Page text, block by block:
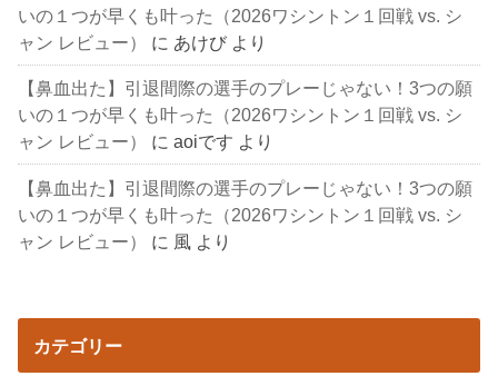
いの１つが早くも叶った（2026ワシントン１回戦 vs. シ
ャン レビュー）
に あけび より
【鼻血出た】引退間際の選手のプレーじゃない！3つの願
いの１つが早くも叶った（2026ワシントン１回戦 vs. シ
ャン レビュー）
にaoiです より
【鼻血出た】引退間際の選手のプレーじゃない！3つの願
いの１つが早くも叶った（2026ワシントン１回戦 vs. シ
ャン レビュー）
に 風 より
カテゴリー